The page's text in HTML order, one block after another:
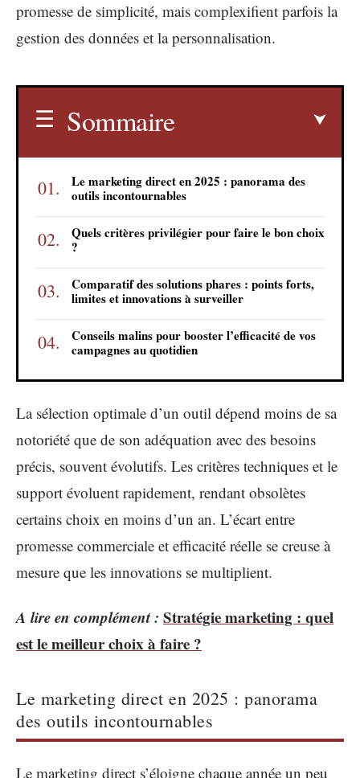
promesse de simplicité, mais complexifient parfois la
gestion des données et la personnalisation.
Sommaire
Le marketing direct en 2025 : panorama des
outils incontournables
Quels critères privilégier pour faire le bon choix
?
Comparatif des solutions phares : points forts,
limites et innovations à surveiller
Conseils malins pour booster l’efficacité de vos
campagnes au quotidien
La sélection optimale d’un outil dépend moins de sa
notoriété que de son adéquation avec des besoins
précis, souvent évolutifs. Les critères techniques et le
support évoluent rapidement, rendant obsolètes
certains choix en moins d’un an. L’écart entre
promesse commerciale et efficacité réelle se creuse à
mesure que les innovations se multiplient.
A lire en complément : Stratégie marketing : quel
est le meilleur choix à faire ?
Le marketing direct en 2025 : panorama
des outils incontournables
Le marketing direct s’éloigne chaque année un peu